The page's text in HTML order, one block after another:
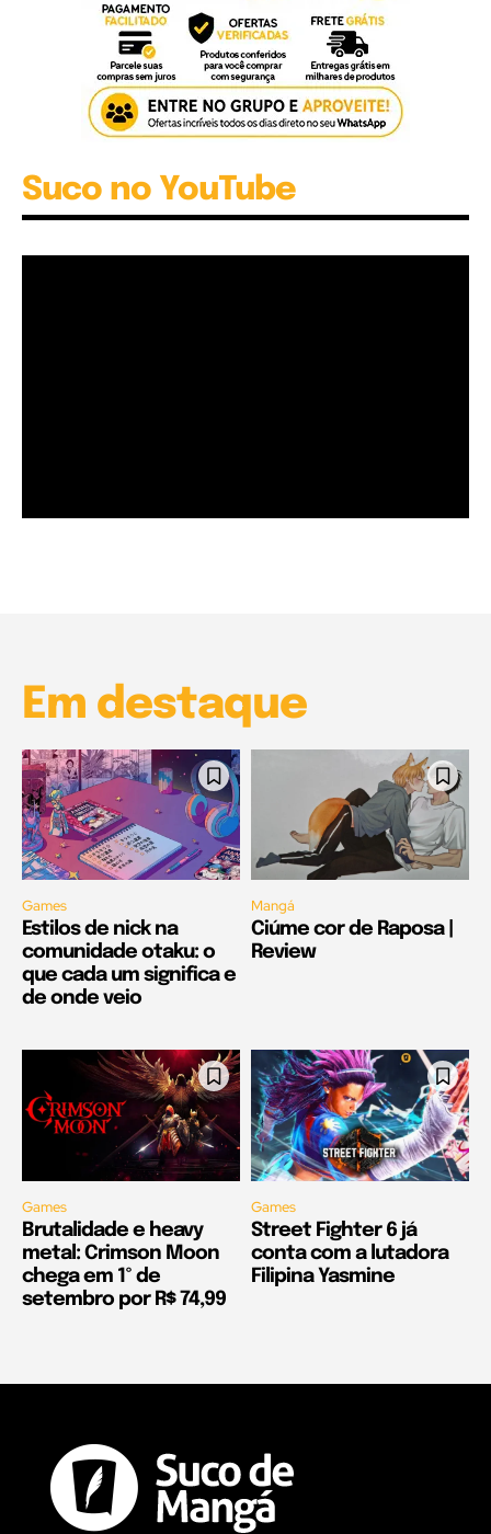
Suco no YouTube
Em destaque
Games
Estilos de nick na
comunidade otaku: o
que cada um significa e
de onde veio
Mangá
Ciúme cor de Raposa |
Review
Games
Brutalidade e heavy
metal: Crimson Moon
chega em 1º de
setembro por R$ 74,99
Games
Street Fighter 6 já
conta com a lutadora
Filipina Yasmine